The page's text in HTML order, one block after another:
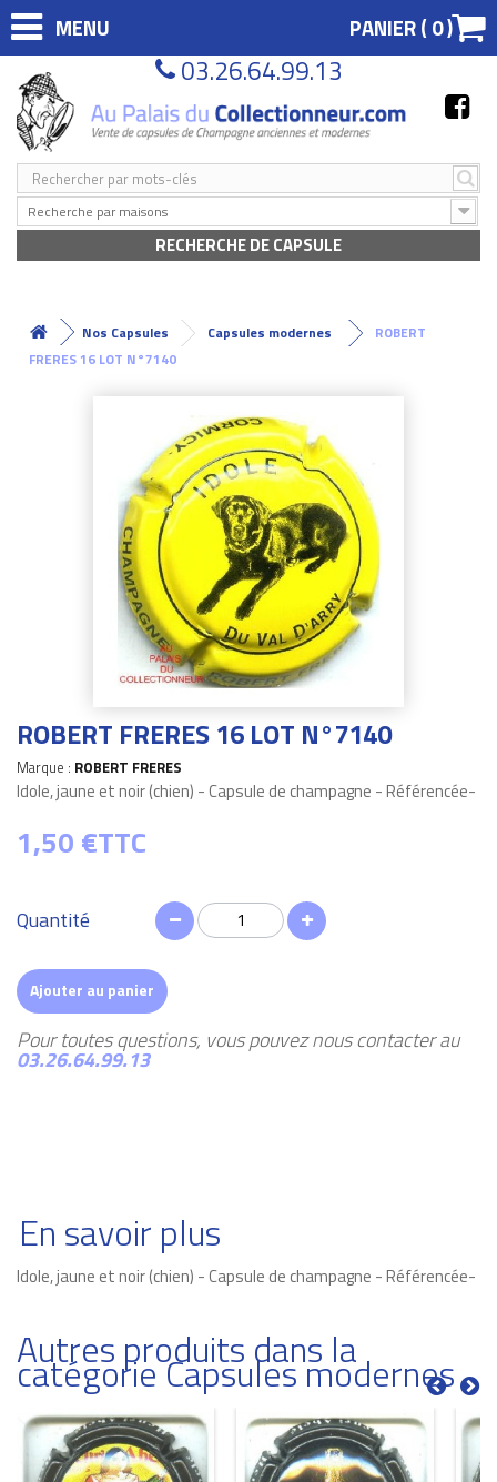
MENU PANIER (0)
03.26.64.99.13
Recherche par maisons
RECHERCHE DE CAPSULE
Nos Capsules Capsules modernes
ROBERT
FRERES 16 LOT N°7140
ROBERT FRERES 16 LOT N°7140
Marque : ROBERT FRERES
Idole, jaune et noir (chien) - Capsule de champagne - Référencée-
1,50 €TTC
Quantité
Ajouter au panier
Pour toutes questions, vous pouvez nous contacter au
03.26.64.99.13
En savoir plus
Idole, jaune et noir (chien) - Capsule de champagne - Référencée-
Autres produits dans la
catégorie Capsules modernes